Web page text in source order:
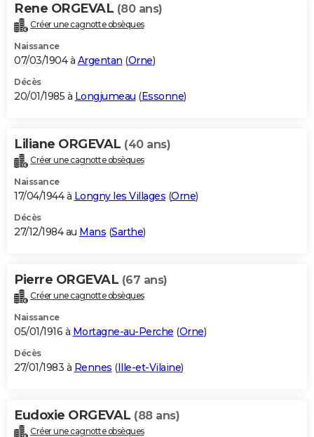
Rene ORGEVAL (80 ans)
Créer une cagnotte obsèques
Naissance
07/03/1904 à Argentan (Orne)
Décès
20/01/1985 à Longjumeau (Essonne)
Liliane ORGEVAL (40 ans)
Créer une cagnotte obsèques
Naissance
17/04/1944 à Longny les Villages (Orne)
Décès
27/12/1984 au Mans (Sarthe)
Pierre ORGEVAL (67 ans)
Créer une cagnotte obsèques
Naissance
05/01/1916 à Mortagne-au-Perche (Orne)
Décès
27/01/1983 à Rennes (Ille-et-Vilaine)
Eudoxie ORGEVAL (88 ans)
Créer une cagnotte obsèques